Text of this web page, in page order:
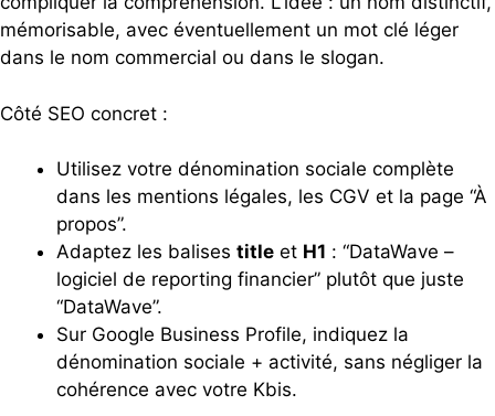
mémorisable, avec éventuellement un mot clé léger
dans le nom commercial ou dans le slogan.
Côté SEO concret :
Utilisez votre dénomination sociale complète
dans les mentions légales, les CGV et la page “À
propos”.
Adaptez les balises title et H1 : “DataWave –
logiciel de reporting financier” plutôt que juste
“DataWave”.
Sur Google Business Profile, indiquez la
dénomination sociale + activité, sans négliger la
cohérence avec votre Kbis.